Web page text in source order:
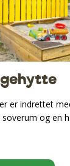
er indrettet
og en